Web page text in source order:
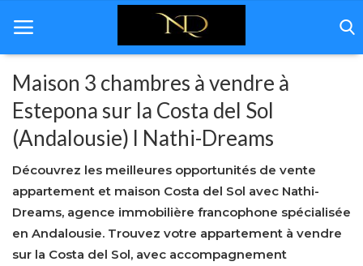
Home
Andalousie
Immobilière
Rénovation
Décoration
Maison 3 chambres à vendre à
Estepona sur la Costa del Sol
(Andalousie) l Nathi-Dreams
Découvrez les meilleures opportunités de vente
appartement et maison Costa del Sol avec Nathi-
Dreams, agence immobilière francophone spécialisée
en Andalousie. Trouvez votre appartement à vendre
sur la Costa del Sol, avec accompagnement